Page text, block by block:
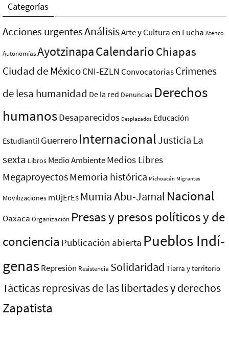
Categorías
Acciones urgentesAnálisisArte y Cultura en Lucha Atenco
AutonomíasAyotzinapaCalendarioChiapas
Ciudad de MéxicoCNI-EZLN ConvocatoriasCrímenes
de lesa humanidad De la red Denuncias Derechos
humanosDesaparecidos Desplazados Educación
Estudiantil Guerrero InternacionalJusticia La
sexta Libros Medio AmbienteMedios Libres
MegaproyectosMemoria histórica Michoacán Migrantes
Movilizaciones mUjErEs Mumia Abu-Jamal Nacional
Oaxaca Organización Presas y presos polí­ticos y de
conciencia Publicación abierta Pueblos Indí­
genasRepresión Resistencia Solidaridad Tierra y territorio
Tácticas represivas de las libertades y derechos
Zapatista